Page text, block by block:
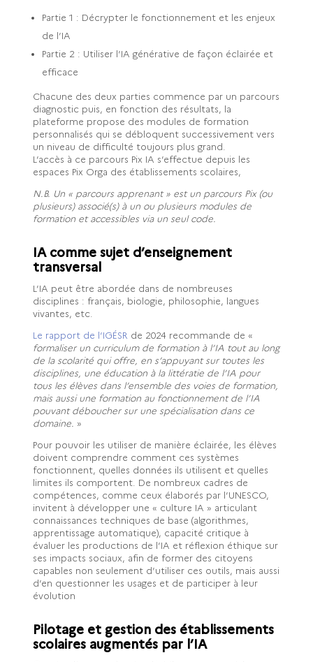
Partie 1 : Décrypter le fonctionnement et les enjeux
de l’IA
Partie 2 : Utiliser l’IA générative de façon éclairée et
efficace
Chacune des deux parties commence par un parcours
diagnostic puis, en fonction des résultats, la
plateforme propose des modules de formation
personnalisés qui se débloquent successivement vers
un niveau de difficulté toujours plus grand.
L’accès à ce parcours Pix IA s’effectue depuis les
espaces Pix Orga des établissements scolaires,
N.B. Un « parcours apprenant » est un parcours Pix (ou
plusieurs) associé(s) à un ou plusieurs modules de
formation et accessibles via un seul code.
IA comme sujet d’enseignement
transversal
L’IA peut être abordée dans de nombreuses
disciplines : français, biologie, philosophie, langues
vivantes, etc.
Le rapport de l’IGÉSR de 2024 recommande de «
formaliser un curriculum de formation à l’IA tout au long
de la scolarité qui offre, en s’appuyant sur toutes les
disciplines, une éducation à la littératie de l’IA pour
tous les élèves dans l’ensemble des voies de formation,
mais aussi une formation au fonctionnement de l’IA
pouvant déboucher sur une spécialisation dans ce
domaine. »
Pour pouvoir les utiliser de manière éclairée, les élèves
doivent comprendre comment ces systèmes
fonctionnent, quelles données ils utilisent et quelles
limites ils comportent. De nombreux cadres de
compétences, comme ceux élaborés par l’UNESCO,
invitent à développer une « culture IA » articulant
connaissances techniques de base (algorithmes,
apprentissage automatique), capacité critique à
évaluer les productions de l’IA et réflexion éthique sur
ses impacts sociaux, afin de former des citoyens
capables non seulement d’utiliser ces outils, mais aussi
d’en questionner les usages et de participer à leur
évolution
Pilotage et gestion des établissements
scolaires augmentés par l’IA